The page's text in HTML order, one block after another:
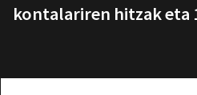
kontalariren hitzak eta